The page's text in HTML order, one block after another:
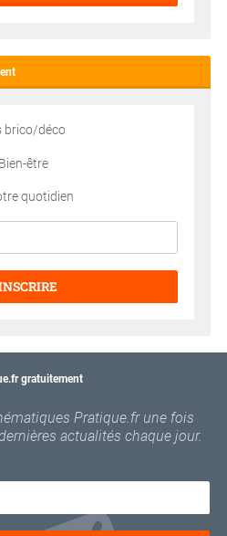
brico/déco
être
quotidien
gratuitement
Pratique.fr une fois
actualités chaque jour.